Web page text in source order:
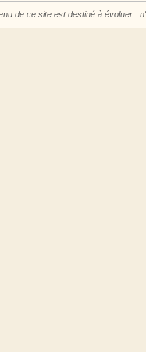
de ce site est destiné à évoluer :